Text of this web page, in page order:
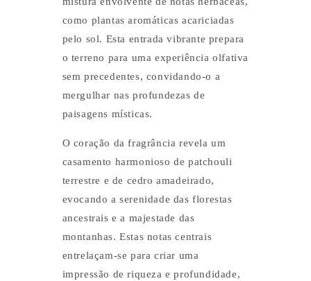
como plantas aromáticas acariciadas
pelo sol. Esta entrada vibrante prepara
o terreno para uma experiência olfativa
sem precedentes, convidando-o a
mergulhar nas profundezas de
paisagens místicas.
O coração da fragrância revela um
casamento harmonioso de patchouli
terrestre e de cedro amadeirado,
evocando a serenidade das florestas
ancestrais e a majestade das
montanhas. Estas notas centrais
entrelaçam-se para criar uma
impressão de riqueza e profundidade,